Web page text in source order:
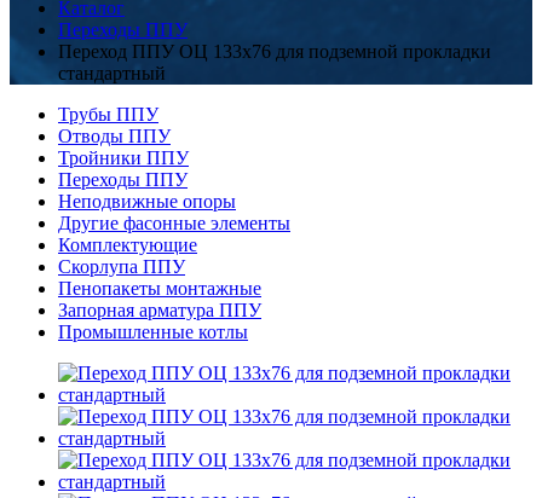
Каталог
Переходы ППУ
Переход ППУ ОЦ 133x76 для подземной прокладки
стандартный
Трубы ППУ
Отводы ППУ
Тройники ППУ
Переходы ППУ
Неподвижные опоры
Другие фасонные элементы
Комплектующие
Скорлупа ППУ
Пенопакеты монтажные
Запорная арматура ППУ
Промышленные котлы